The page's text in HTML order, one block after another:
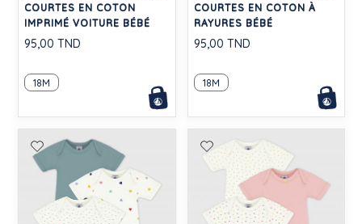
COURTES EN COTON
IMPRIMÉ VOITURE BÉBÉ
95,00 TND
18M
COURTES EN COTON À
RAYURES BÉBÉ
95,00 TND
18M